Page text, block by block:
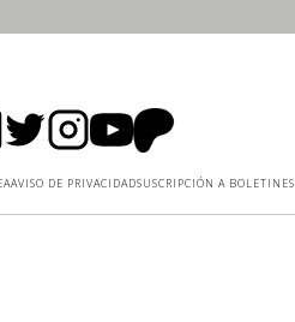
AVISO DE PRIVACIDADSUSCRIPCIÓN A BOLETINES